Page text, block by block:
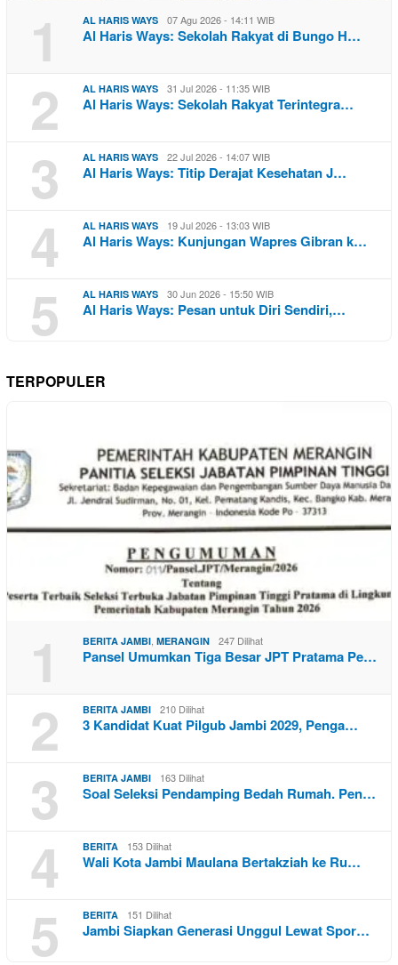
1 AL HARIS WAYS 07 Agu 2026 - 14:11 WIB
Al Haris Ways: Sekolah Rakyat di Bungo H…
2 AL HARIS WAYS 31 Jul 2026 - 11:35 WIB
Al Haris Ways: Sekolah Rakyat Terintegra…
3 AL HARIS WAYS 22 Jul 2026 - 14:07 WIB
Al Haris Ways: Titip Derajat Kesehatan J…
4 AL HARIS WAYS 19 Jul 2026 - 13:03 WIB
Al Haris Ways: Kunjungan Wapres Gibran k…
5 AL HARIS WAYS 30 Jun 2026 - 15:50 WIB
Al Haris Ways: Pesan untuk Diri Sendiri,…
TERPOPULER
1 BERITA JAMBI, MERANGIN 247 Dilihat
Pansel Umumkan Tiga Besar JPT Pratama Pe…
2 BERITA JAMBI 210 Dilihat
3 Kandidat Kuat Pilgub Jambi 2029, Penga…
3 BERITA JAMBI 163 Dilihat
Soal Seleksi Pendamping Bedah Rumah. Pen…
4 BERITA 153 Dilihat
Wali Kota Jambi Maulana Bertakziah ke Ru…
5 BERITA 151 Dilihat
Jambi Siapkan Generasi Unggul Lewat Spor…